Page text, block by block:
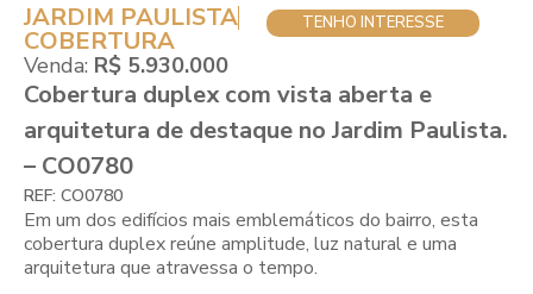
JARDIM PAULISTA
COBERTURA
Venda: R$ 5.930.000
TENHO INTERESSE
Cobertura duplex com vista aberta e
arquitetura de destaque no Jardim Paulista.
– CO0780
REF: CO0780
Em um dos edifícios mais emblemáticos do bairro, esta
cobertura duplex reúne amplitude, luz natural e uma
arquitetura que atravessa o tempo.